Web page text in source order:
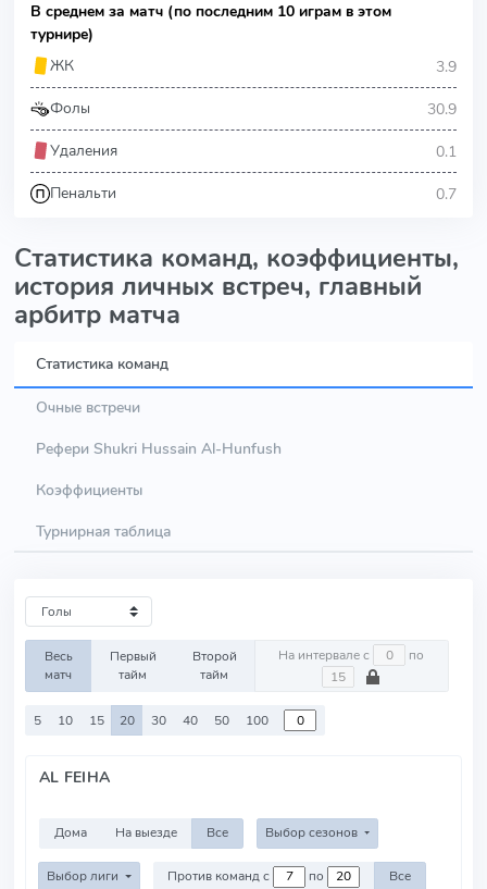
В среднем за матч (по последним 10 играм в этом
турнире)
ЖК
3.9
Фолы 30.9
Удаления 0.1
Пенальти 0.7
Статистика команд, коэффициенты,
история личных встреч, главный
арбитр матча
Статистика команд
Очные встречи
Рефери Shukri Hussain Al-Hunfush
Коэффициенты
Турнирная таблица
Весь
матч
Первый
тайм
Второй
тайм
На интервале с по
5 10 15 20 30 40 50 100
AL FEIHA
Дома На выезде Все Выбор сезонов
Выбор лиги Против команд с по Все